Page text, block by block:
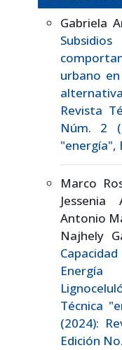
Gabriela
urbano
Revista
Núm. 2
"energía",
Marco
Jessenia
Antonio
Najhely
Técnica
(2024):
Edición